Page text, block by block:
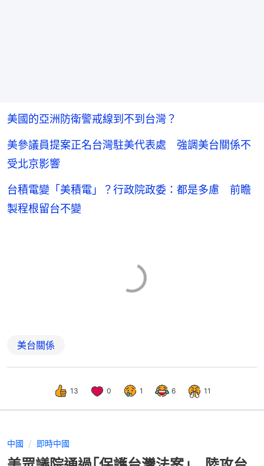
美國的亞洲防衛警戒線到不到台灣？
美參議員提案正名台灣駐美代表處 強調美台關係不
受北京影響
台積電變「美積電」？行政院政委：都是多慮 前瞻
製程根留台不變
美台關係
13 0 1 6 11
中國 即時中國